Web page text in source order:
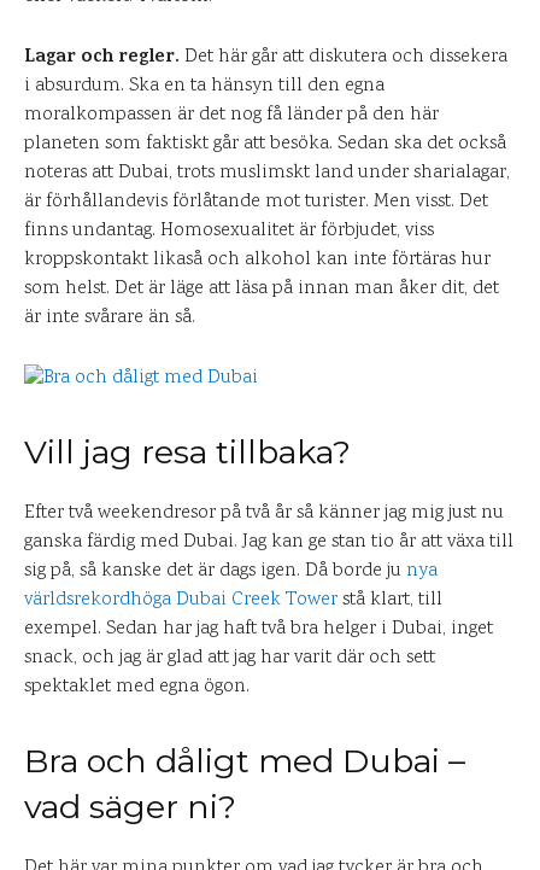
Lagar och regler. Det här går att diskutera och dissekera
i absurdum. Ska en ta hänsyn till den egna
moralkompassen är det nog få länder på den här
planeten som faktiskt går att besöka. Sedan ska det också
noteras att Dubai, trots muslimskt land under sharialagar,
är förhållandevis förlåtande mot turister. Men visst. Det
finns undantag. Homosexualitet är förbjudet, viss
kroppskontakt likaså och alkohol kan inte förtäras hur
som helst. Det är läge att läsa på innan man åker dit, det
är inte svårare än så.
Vill jag resa tillbaka?
Efter två weekendresor på två år så känner jag mig just nu
ganska färdig med Dubai. Jag kan ge stan tio år att växa till
sig på, så kanske det är dags igen. Då borde ju nya
världsrekordhöga Dubai Creek Towerstå klart, till
exempel. Sedan har jag haft två bra helger i Dubai, inget
snack, och jag är glad att jag har varit där och sett
spektaklet med egna ögon.
Bra och dåligt med Dubai –
vad säger ni?